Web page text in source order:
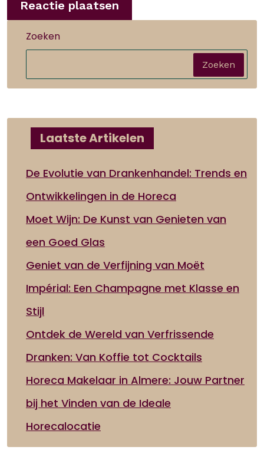
Zoeken
Zoeken
Laatste Artikelen
De Evolutie van Drankenhandel: Trends en
Ontwikkelingen in de Horeca
Moet Wijn: De Kunst van Genieten van
een Goed Glas
Geniet van de Verfijning van Moët
Impérial: Een Champagne met Klasse en
Stijl
Ontdek de Wereld van Verfrissende
Dranken: Van Koffie tot Cocktails
Horeca Makelaar in Almere: Jouw Partner
bij het Vinden van de Ideale
Horecalocatie